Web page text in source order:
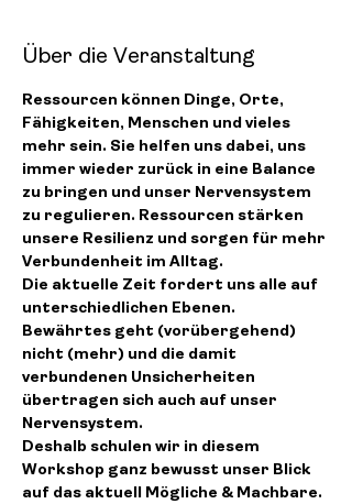
Über die Veranstaltung
Ressourcen können Dinge, Orte,
Fähigkeiten, Menschen und vieles
mehr sein. Sie helfen uns dabei, uns
immer wieder zurück in eine Balance
zu bringen und unser Nervensystem
zu regulieren. Ressourcen stärken
unsere Resilienz und sorgen für mehr
Verbundenheit im Alltag.
Die aktuelle Zeit fordert uns alle auf
unterschiedlichen Ebenen.
Bewährtes geht (vorübergehend)
nicht (mehr) und die damit
verbundenen Unsicherheiten
übertragen sich auch auf unser
Nervensystem.
Deshalb schulen wir in diesem
Workshop ganz bewusst unser Blick
auf das aktuell Mögliche & Machbare.